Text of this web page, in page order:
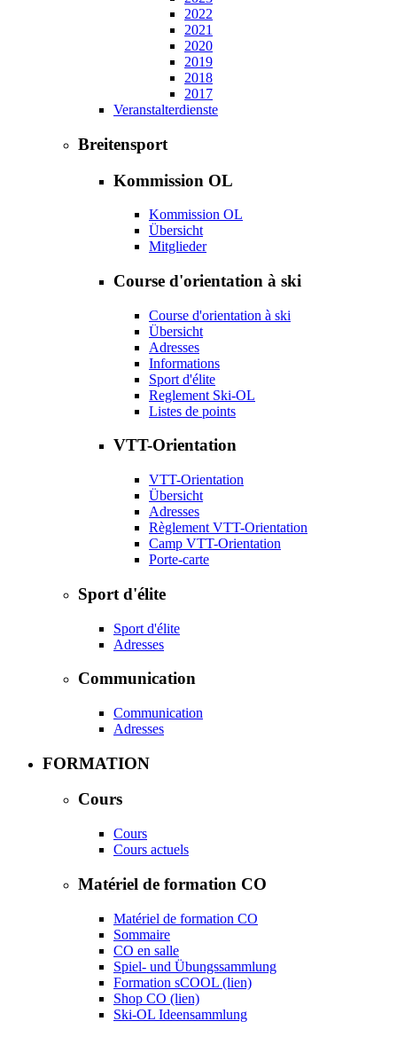
2022
2021
2020
2019
2018
2017
Veranstalterdienste
Breitensport
Kommission OL
Kommission OL
Übersicht
Mitglieder
Course d'orientation à ski
Course d'orientation à ski
Übersicht
Adresses
Informations
Sport d'élite
Reglement Ski-OL
Listes de points
VTT-Orientation
VTT-Orientation
Übersicht
Adresses
Règlement VTT-Orientation
Camp VTT-Orientation
Porte-carte
Sport d'élite
Sport d'élite
Adresses
Communication
Communication
Adresses
FORMATION
Cours
Cours
Cours actuels
Matériel de formation CO
Matériel de formation CO
Sommaire
CO en salle
Spiel- und Übungssammlung
Formation sCOOL (lien)
Shop CO (lien)
Ski-OL Ideensammlung